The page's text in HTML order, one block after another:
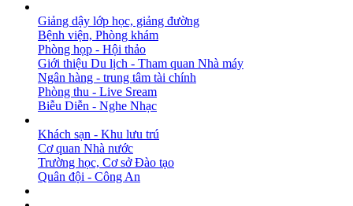
Giảng dậy lớp học, giảng đường
Bệnh viện, Phòng khám
Phòng họp - Hội thảo
Giới thiệu Du lịch - Tham quan Nhà máy
Ngân hàng - trung tâm tài chính
Phòng thu - Live Sream
Biễu Diễn - Nghe Nhạc
Khách sạn - Khu lưu trú
Cơ quan Nhà nước
Trường học, Cơ sở Đào tạo
Quân đội - Công An